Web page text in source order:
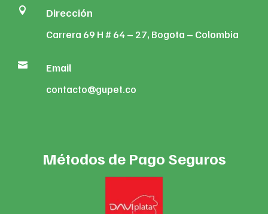
 Dirección
Carrera 69 H # 64 – 27, Bogota – Colombia
 Email
contacto@gupet.co
Métodos de Pago Seguros